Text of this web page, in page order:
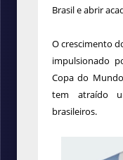
Brasil e abrir
O crescimento
impulsionado
Copa do
tem atraído
brasileiros.